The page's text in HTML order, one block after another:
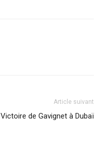
Article suivant
Victoire de Gavignet à Dubaï